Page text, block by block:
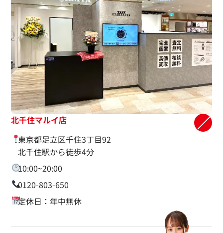
北千住マルイ店
東京都足立区千住3丁目92
北千住駅から徒歩4分
10:00~20:00
0120-803-650
定休日：年中無休